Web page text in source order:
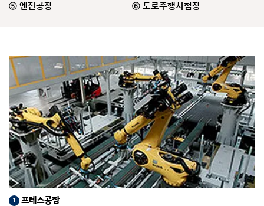
⑤ 엔진공장 ⑥ 도로주행시험장
1
프레스공장